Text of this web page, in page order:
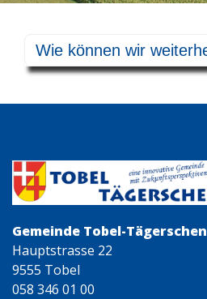
Gemeinde Tobel-Tägerschen
Hauptstrasse 22
9555 Tobel
058 346 01 00